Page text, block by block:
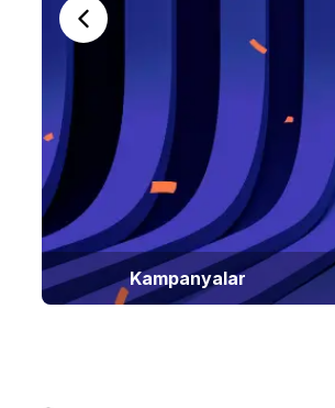
Kampanyalar